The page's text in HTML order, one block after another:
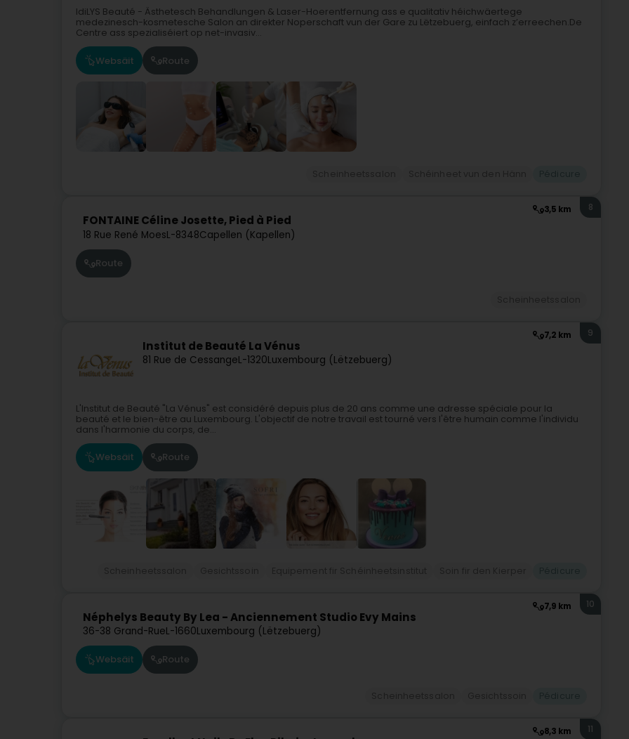
IdiLYS Beauté - Ästhetesch Behandlungen & Laser-Hoerentfernung ass e qualitativ héichwäertege
medezinesch-kosmetesche Salon an direkter Noperschaft vun der Gare zu Lëtzebuerg, einfach z’erreechen.De
Centre ass spezialiséiert op net-invasiv...
Websäit Route
3,5 km
FONTAINE Céline Josette, Pied à Pied
18 Rue René MoesL-8348Capellen (Kapellen)
8
Route
7,2 km
Institut de Beauté La Vénus
81 Rue de CessangeL-1320Luxembourg (Lëtzebuerg)
9
L'Institut de Beauté "La Vénus" est considéré depuis plus de 20 ans comme une adresse spéciale pour la
beauté et le bien-être au Luxembourg. L'objectif de notre travail est tourné vers l'être humain comme l'individu
dans l'harmonie du corps, de...
Websäit Route
7,9 km
Néphelys Beauty By Lea - Anciennement Studio Evy Mains
36-38 Grand-RueL-1660Luxembourg (Lëtzebuerg)
10
Websäit Route
8,3 km 11